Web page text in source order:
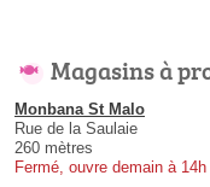
Magasins à
Monbana St Malo
Rue de la Saulaie
260 mètres
Fermé, ouvre demain à 14h